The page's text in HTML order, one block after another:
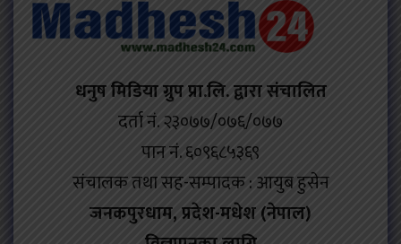
धनुष मिडिया ग्रुप प्रा.लि. द्वारा संचालित
दर्ता नं. २३०७७/०७६/०७७
पान नं. ६०९६८५३६९
संचालक तथा सह-सम्पादक : आयुब हुसेन
जनकपुरधाम, प्रदेश-मधेश (नेपाल)